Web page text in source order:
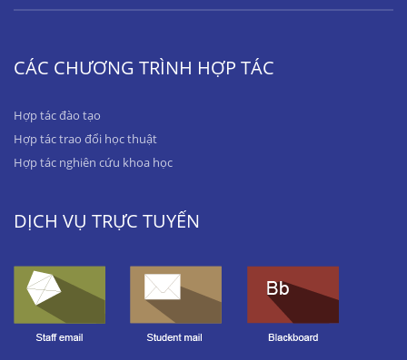
CÁC CHƯƠNG TRÌNH HỢP TÁC
Hợp tác đào tạo
Hợp tác trao đổi học thuật
Hợp tác nghiên cứu khoa học
DỊCH VỤ TRỰC TUYẾN